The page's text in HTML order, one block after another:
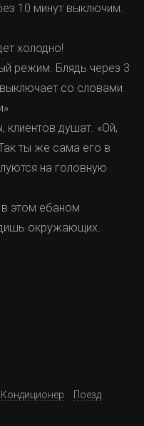
10 минут выключим.
холодно!
режим. Блядь через 3
со словами
клиентов душат. «Ой,
ты же сама его в
на головную
в этом ебаном
окружающих.
Кондиционер
Поезд